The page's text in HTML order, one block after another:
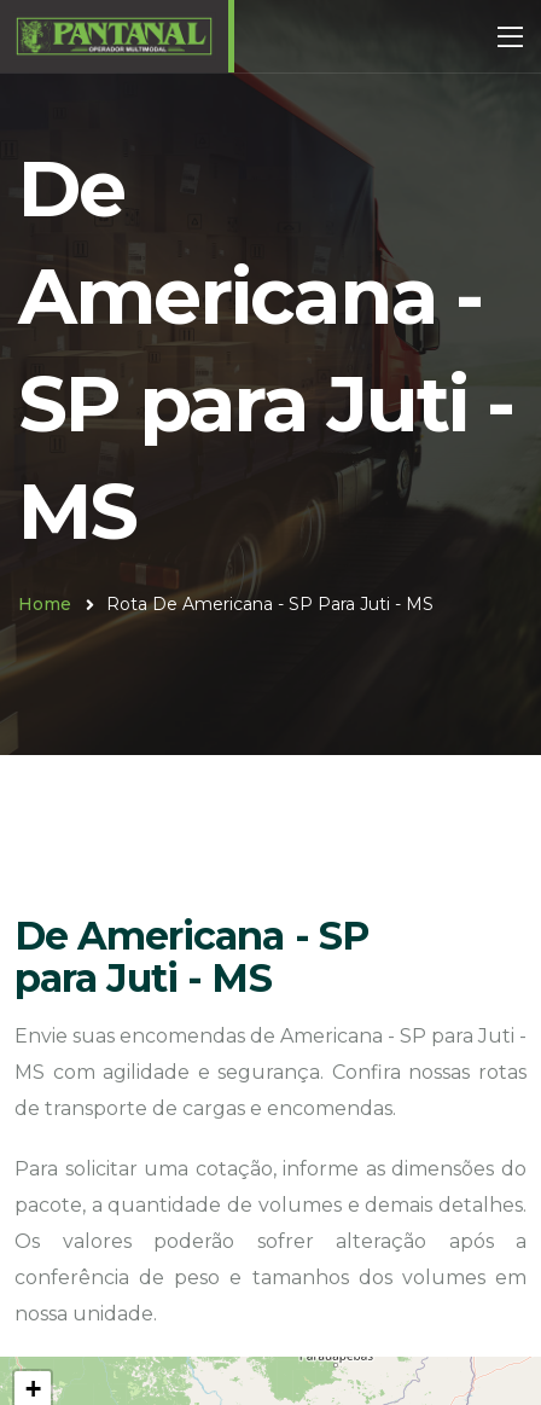
De
Americana -
SP para Juti -
MS
Home Rota De Americana - SP Para Juti - MS
De Americana - SP
para Juti - MS
Envie suas encomendas de Americana - SP para Juti -
MS com agilidade e segurança. Confira nossas rotas
de transporte de cargas e encomendas.
Para solicitar uma cotação, informe as dimensões do
pacote, a quantidade de volumes e demais detalhes.
Os valores poderão sofrer alteração após a
conferência de peso e tamanhos dos volumes em
nossa unidade.
+